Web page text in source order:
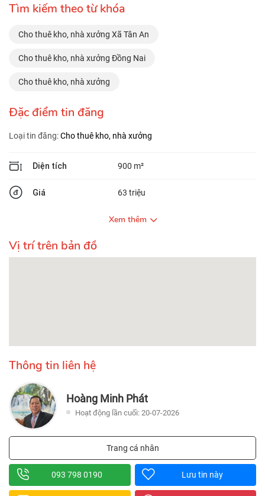
Tìm kiếm theo từ khóa
Cho thuê kho, nhà xưởng Xã Tân An
Cho thuê kho, nhà xưởng Đồng Nai
Cho thuê kho, nhà xưởng
Đặc điểm tin đăng
Loại tin đăng:Cho thuê kho, nhà xưởng
Diện tích 900 m²
Giá 63 triệu
Xem thêm
Vị trí trên bản đồ
Thông tin liên hệ
Hoàng Minh Phát
Hoạt động lần cuối: 20-07-2026
Trang cá nhân
093 798 0190 Lưu tin này